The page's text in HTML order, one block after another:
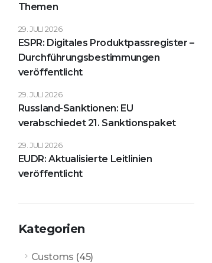
Themen
ESPR: Digitales Produktpassregister –
Durchführungsbestimmungen
veröffentlicht
29. JULI 2026
Russland-Sanktionen: EU
verabschiedet 21. Sanktionspaket
29. JULI 2026
EUDR: Aktualisierte Leitlinien
veröffentlicht
29. JULI 2026
Kategorien
Customs (45)